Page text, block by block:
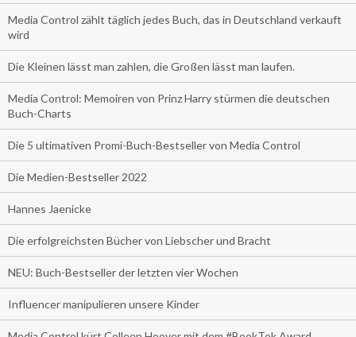
Media Control zählt täglich jedes Buch, das in Deutschland verkauft
wird
Die Kleinen lässt man zahlen, die Großen lässt man laufen.
Media Control: Memoiren von Prinz Harry stürmen die deutschen
Buch-Charts
Die 5 ultimativen Promi-Buch-Bestseller von Media Control
Die Medien-Bestseller 2022
Hannes Jaenicke
Die erfolgreichsten Bücher von Liebscher und Bracht
NEU: Buch-Bestseller der letzten vier Wochen
Influencer manipulieren unsere Kinder